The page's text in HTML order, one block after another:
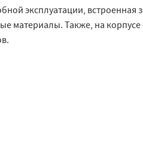
эксплуатации, встроенная
материалы. Также, на корпусе